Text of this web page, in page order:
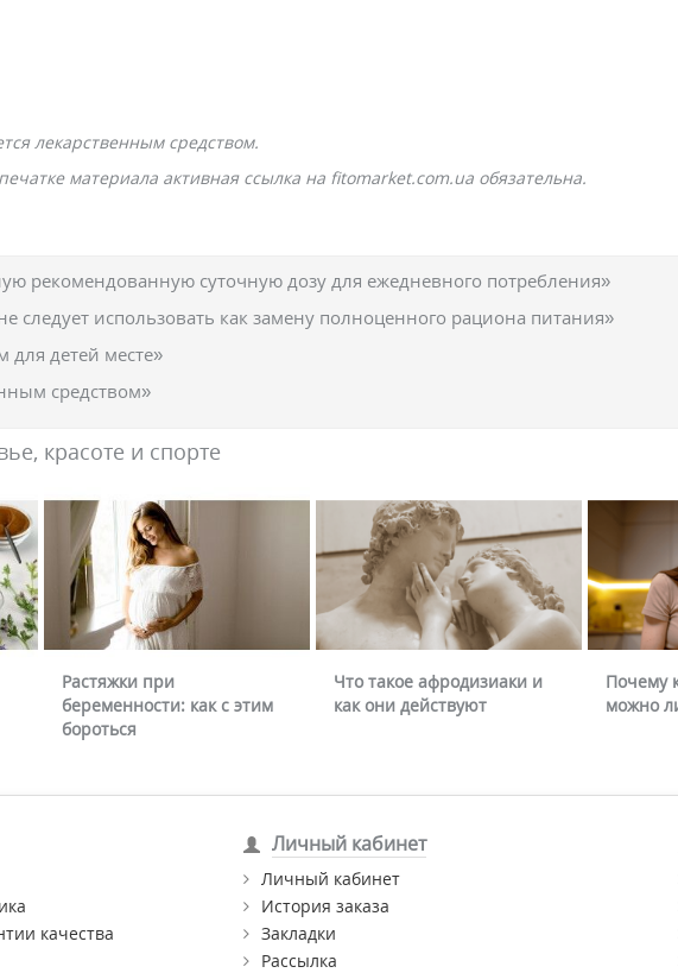
лекарственным средством.
материала активная ссылка на fitomarket.com.ua обязательна.
рекомендованную суточную дозу для ежедневного потребления»
следует использовать как замену полноценного рациона питания»
для детей месте»
средством»
красоте и спорте
Растяжки при
беременности: как с этим
бороться
Что такое афродизиаки и
как они действуют
Почему
можно
качества
Личный кабинет
Личный кабинет
История заказа
Закладки
Рассылка